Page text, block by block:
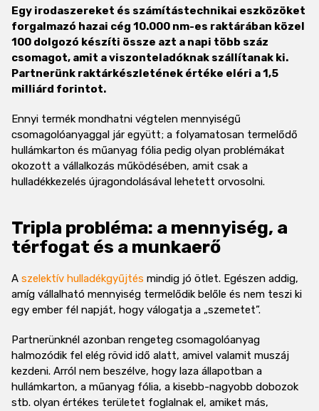
Egy irodaszereket és számítástechnikai eszközöket
forgalmazó hazai cég 10.000 nm-es raktárában közel
100 dolgozó készíti össze azt a napi több száz
csomagot, amit a viszonteladóknak szállítanak ki.
Partnerünk raktárkészletének értéke eléri a 1,5
milliárd forintot.
Ennyi termék mondhatni végtelen mennyiségű
csomagolóanyaggal jár együtt; a folyamatosan termelődő
hullámkarton és műanyag fólia pedig olyan problémákat
okozott a vállalkozás működésében, amit csak a
hulladékkezelés újragondolásával lehetett orvosolni.
Tripla probléma: a mennyiség, a
térfogat és a munkaerő
A szelektív hulladékgyűjtés mindig jó ötlet. Egészen addig,
amíg vállalható mennyiség termelődik belőle és nem teszi ki
egy ember fél napját, hogy válogatja a „szemetet”.
Partnerünknél azonban rengeteg csomagolóanyag
halmozódik fel elég rövid idő alatt, amivel valamit muszáj
kezdeni. Arról nem beszélve, hogy laza állapotban a
hullámkarton, a műanyag fólia, a kisebb-nagyobb dobozok
stb. olyan értékes területet foglalnak el, amiket más,